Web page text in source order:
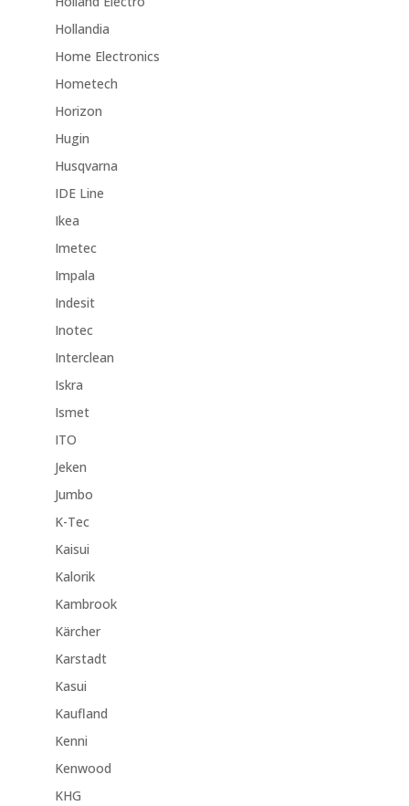
Hollandia
Home Electronics
Hometech
Horizon
Hugin
Husqvarna
IDE Line
Ikea
Imetec
Impala
Indesit
Inotec
Interclean
Iskra
Ismet
ITO
Jeken
Jumbo
K-Tec
Kaisui
Kalorik
Kambrook
Kärcher
Karstadt
Kasui
Kaufland
Kenni
Kenwood
KHG